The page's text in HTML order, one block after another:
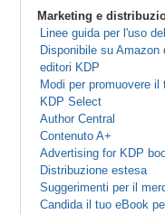
Marketing e
Linee guida per l'uso
Disponibile su Amazon
editori KDP
Modi per promuovere il
KDP Select
Author Central
Contenuto A+
Advertising for KDP
Distribuzione estesa
Suggerimenti per il
Candida il tuo eBook